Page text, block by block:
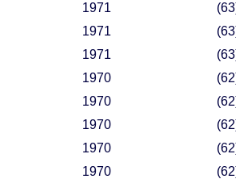
1971 63
1971 63
1971 63
1970 62
1970 62
1970 62
1970 62
1970 62